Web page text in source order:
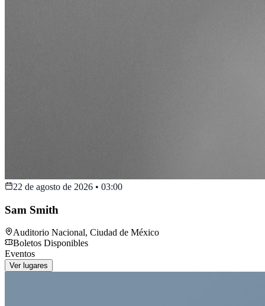
22 de agosto de 2026 • 03:00
Sam Smith
Auditorio Nacional, Ciudad de México
Boletos Disponibles
Eventos
Ver lugares